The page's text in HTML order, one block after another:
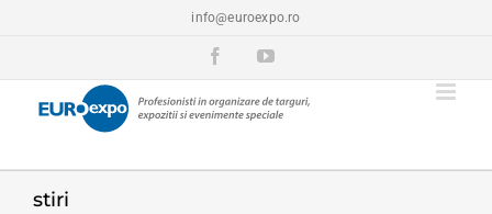
info@euroexpo.ro
FacebookYouTube
stiri